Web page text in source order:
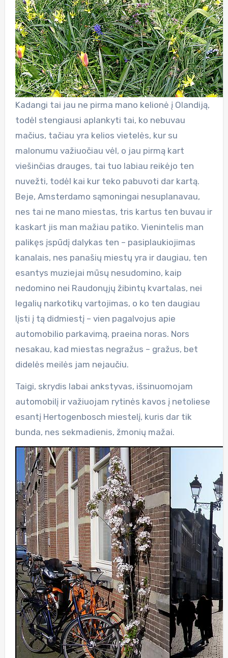
Kadangi tai jau ne pirma mano kelionė į Olandiją,
todėl stengiausi aplankyti tai, ko nebuvau
mačius, tačiau yra kelios vietelės, kur su
malonumu važiuočiau vėl, o jau pirmą kart
viešinčias drauges, tai tuo labiau reikėjo ten
nuvežti, todėl kai kur teko pabuvoti dar kartą.
Beje, Amsterdamo sąmoningai nesuplanavau,
nes tai ne mano miestas, tris kartus ten buvau ir
kaskart jis man mažiau patiko. Vienintelis man
palikęs įspūdį dalykas ten – pasiplaukiojimas
kanalais, nes panašių miestų yra ir daugiau, ten
esantys muziejai mūsų nesudomino, kaip
nedomino nei Raudonųjų žibintų kvartalas, nei
legalių narkotikų vartojimas, o ko ten daugiau
lįsti į tą didmiestį – vien pagalvojus apie
automobilio parkavimą, praeina noras. Nors
nesakau, kad miestas negražus – gražus, bet
didelės meilės jam nejaučiu.
Taigi, skrydis labai ankstyvas, išsinuomojam
automobilį ir važiuojam rytinės kavos į netoliese
esantį Hertogenbosch miestelį, kuris dar tik
bunda, nes sekmadienis, žmonių mažai.